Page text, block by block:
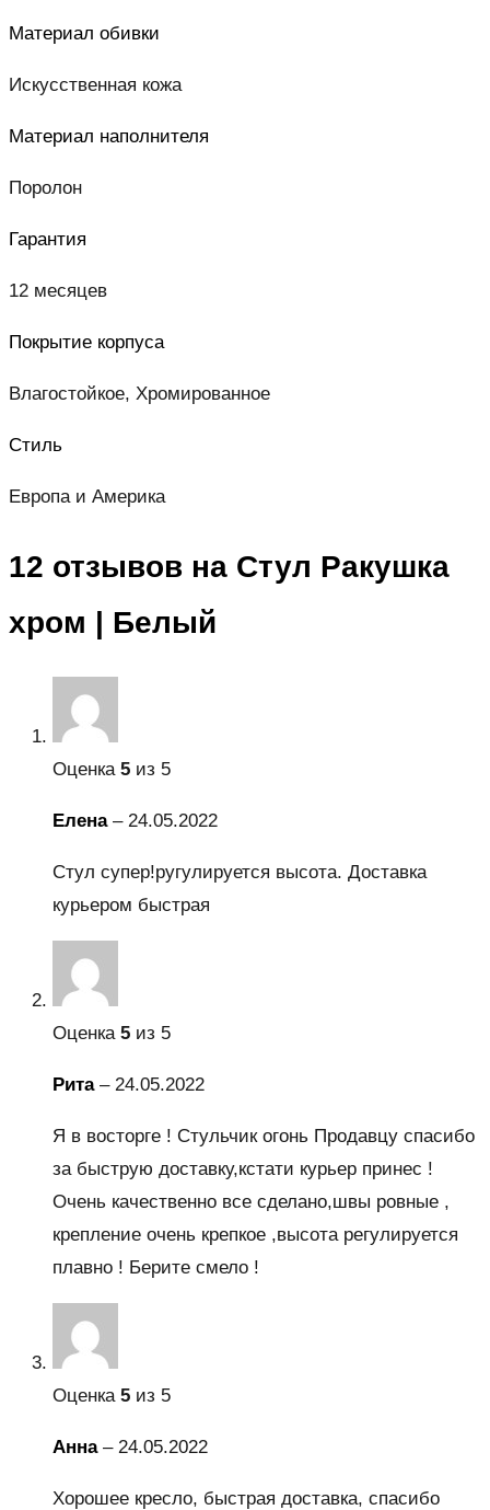
Материал обивки
Искусственная кожа
Материал наполнителя
Поролон
Гарантия
12 месяцев
Покрытие корпуса
Влагостойкое, Хромированное
Стиль
Европа и Америка
12 отзывов на Стул Ракушка
хром | Белый
Оценка 5 из 5
Елена – 24.05.2022
Стул супер!ругулируется высота. Доставка
курьером быстрая
Оценка 5 из 5
Рита – 24.05.2022
Я в восторге ! Стульчик огонь Продавцу спасибо
за быструю доставку,кстати курьер принес !
Очень качественно все сделано,швы ровные ,
крепление очень крепкое ,высота регулируется
плавно ! Берите смело !
Оценка 5 из 5
Анна – 24.05.2022
Хорошее кресло, быстрая доставка, спасибо